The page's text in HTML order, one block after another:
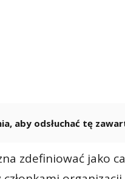
aby odsłuchać tę
zdefiniować jako